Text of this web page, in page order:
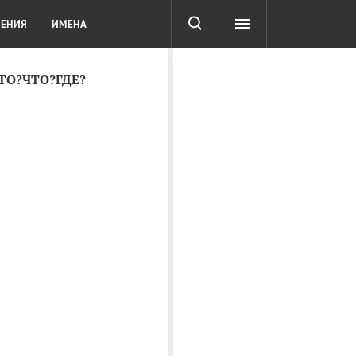
ТЕСТЫ
ИМЕНА